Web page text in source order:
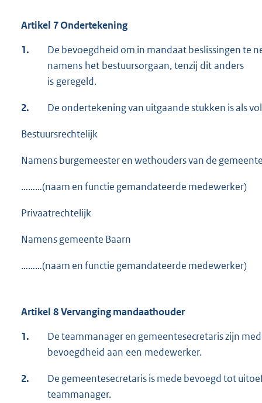
Artikel 7 Ondertekening
1.
De bevoegdheid om in mandaat beslissingen te
namens het bestuursorgaan, tenzij dit anders
is geregeld.
2. De ondertekening van uitgaande stukken is als
Bestuursrechtelijk
Namens burgemeester en wethouders van de
………(naam en functie gemandateerde medewerker)
Privaatrechtelijk
Namens gemeente Baarn
………(naam en functie gemandateerde medewerker)
Artikel 8 Vervanging mandaathouder
1.
De teammanager en gemeentesecretaris zijn
bevoegdheid aan een medewerker.
2.
De gemeentesecretaris is mede bevoegd tot
teammanager.